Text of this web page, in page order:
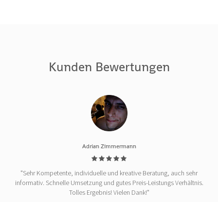
Kunden Bewertungen
Adrian Zimmermann
"Sehr Kompetente, individuelle und kreative Beratung, auch sehr
informativ. Schnelle Umsetzung und gutes Preis-Leistungs Verhältnis.
Tolles Ergebnis! Vielen Dank!"